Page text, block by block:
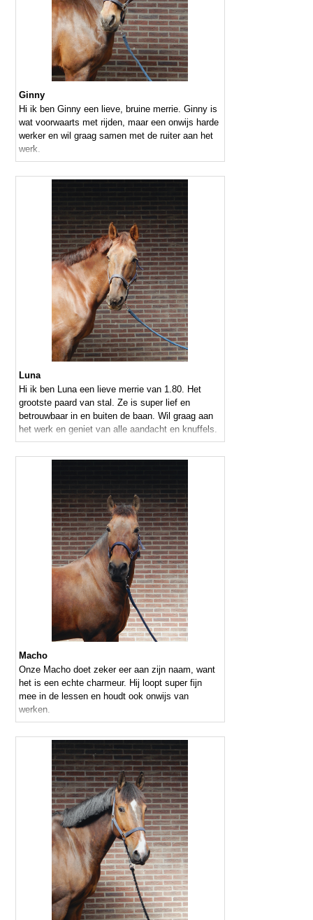
Ginny
Hi ik ben Ginny een lieve, bruine merrie. Ginny is
wat voorwaarts met rijden, maar een onwijs harde
werker en wil graag samen met de ruiter aan het
werk.
Luna
Hi ik ben Luna een lieve merrie van 1.80. Het
grootste paard van stal. Ze is super lief en
betrouwbaar in en buiten de baan. Wil graag aan
het werk en geniet van alle aandacht en knuffels.
Macho
Onze Macho doet zeker eer aan zijn naam, want
het is een echte charmeur. Hij loopt super fijn
mee in de lessen en houdt ook onwijs van
werken.